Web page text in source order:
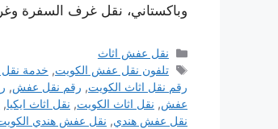
وباكستاني، نقل غرف السفرة
التصنيفات
نقل عفش اثاث
الوسوم
تلفون نقل عفش الكويت, خدمة
رقم نقل اثاث الكويت, رقم نقل عفش,
عفش, نقل اثاث الكويت, نقل اثاث ايكيا,
نقل عفش هندي, نقل عفش هندي